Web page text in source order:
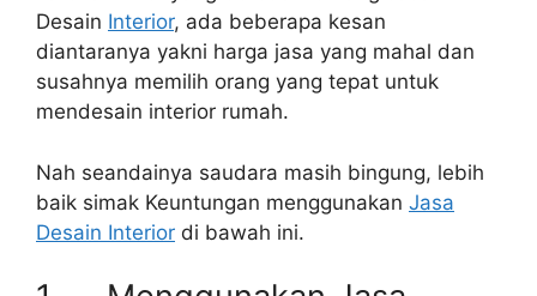
Desain Interior, ada beberapa kesan
diantaranya yakni harga jasa yang mahal dan
susahnya memilih orang yang tepat untuk
mendesain interior rumah.
Nah seandainya saudara masih bingung, lebih
baik simak Keuntungan menggunakan Jasa
Desain Interior di bawah ini.